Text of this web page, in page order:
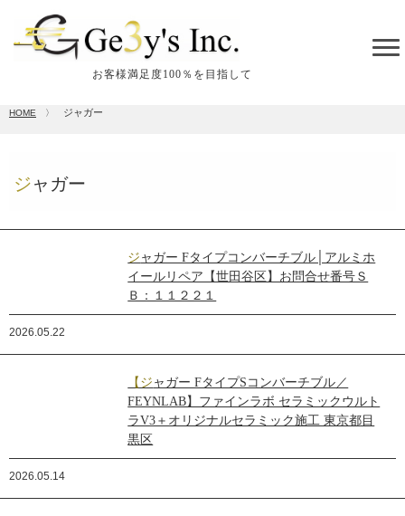
お客様満足度100％を目指して
HOME 〉 ジャガー
ジャガー
ジャガー Fタイプコンバーチブル│アルミホ
イールリペア【世田谷区】お問合せ番号Ｓ
Ｂ：１１２２１
2026.05.22
【ジャガー FタイプSコンバーチブル／
FEYNLAB】ファインラボ セラミックウルト
ラV3＋オリジナルセラミック施工 東京都目
黒区
2026.05.14